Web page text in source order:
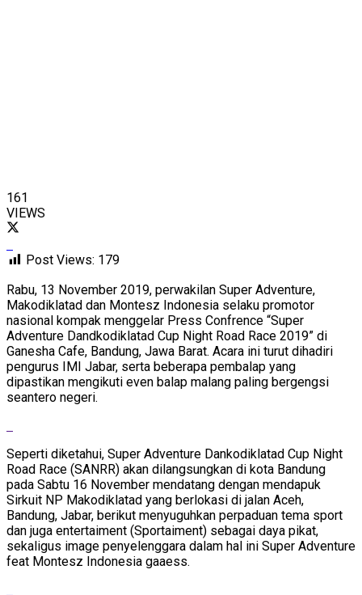
161
VIEWS
Post Views: 179
Rabu, 13 November 2019, perwakilan Super Adventure,
Makodiklatad dan Montesz Indonesia selaku promotor
nasional kompak menggelar Press Confrence “Super
Adventure Dandkodiklatad Cup Night Road Race 2019” di
Ganesha Cafe, Bandung, Jawa Barat. Acara ini turut dihadiri
pengurus IMI Jabar, serta beberapa pembalap yang
dipastikan mengikuti even balap malang paling bergengsi
seantero negeri.
Seperti diketahui, Super Adventure Dankodiklatad Cup Night
Road Race (SANRR) akan dilangsungkan di kota Bandung
pada Sabtu 16 November mendatang dengan mendapuk
Sirkuit NP Makodiklatad yang berlokasi di jalan Aceh,
Bandung, Jabar, berikut menyuguhkan perpaduan tema sport
dan juga entertaiment (Sportaiment) sebagai daya pikat,
sekaligus image penyelenggara dalam hal ini Super Adventure
feat Montesz Indonesia gaaess.